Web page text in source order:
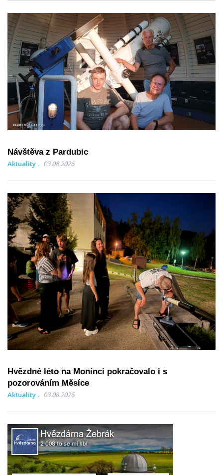
Návštěva z Pardubic
Aktuality 03.08.2026
Hvězdné léto na Monínci pokračovalo i s
pozorováním Měsíce
Aktuality 03.08.2026